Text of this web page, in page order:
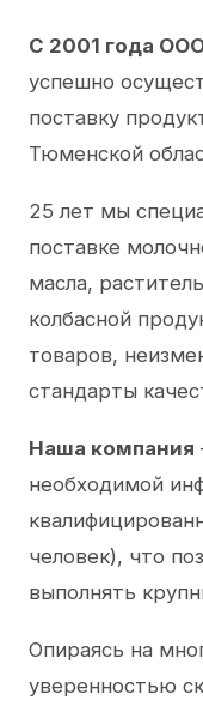
С 2001 года
успешно
поставку
Тюменской
25 лет мы
поставке
масла,
колбасной
товаров,
стандарты
Наша компания
необходимой
человек), что
выполнять
Опираясь на
уверенностью